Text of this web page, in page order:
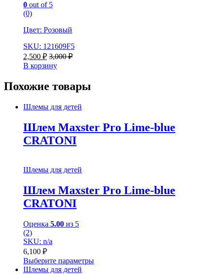
0 out of 5
(0)
Цвет: Розовый
SKU: 121609F5
2,500 ₽ 3,000₽
В корзину
Похожие товары
Шлемы для детей
Шлем Maxster Pro Lime-blue
CRATONI
Шлемы для детей
Шлем Maxster Pro Lime-blue
CRATONI
Оценка 5.00 из 5
(2)
SKU: n/a
6,100 ₽
Выберите параметры
Шлемы для детей